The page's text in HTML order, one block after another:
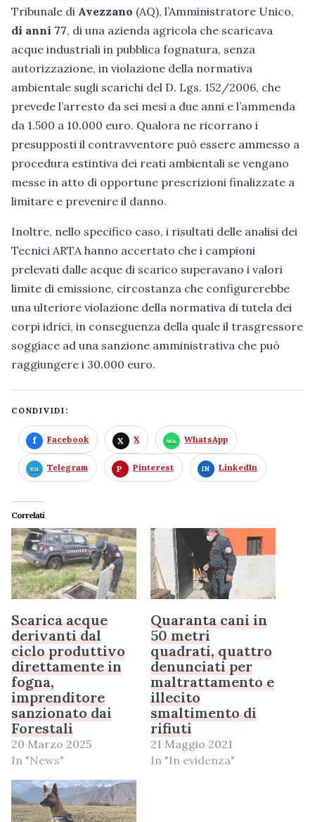
Tribunale di Avezzano (AQ), l’Amministratore Unico,
di anni 77, di una azienda agricola che scaricava
acque industriali in pubblica fognatura, senza
autorizzazione, in violazione della normativa
ambientale sugli scarichi del D. Lgs. 152/2006, che
prevede l’arresto da sei mesi a due anni e l’ammenda
da 1.500 a 10.000 euro. Qualora ne ricorrano i
presupposti il contravventore può essere ammesso a
procedura estintiva dei reati ambientali se vengano
messe in atto di opportune prescrizioni finalizzate a
limitare e prevenire il danno.
Inoltre, nello specifico caso, i risultati delle analisi dei
Tecnici ARTA hanno accertato che i campioni
prelevati dalle acque di scarico superavano i valori
limite di emissione, circostanza che configurerebbe
una ulteriore violazione della normativa di tutela dei
corpi idrici, in conseguenza della quale il trasgressore
soggiace ad una sanzione amministrativa che può
raggiungere i 30.000 euro.
CONDIVIDI:
Facebook X WhatsApp
Telegram Pinterest LinkedIn
Correlati
Scarica acque
derivanti dal
ciclo produttivo
direttamente in
fogna,
imprenditore
sanzionato dai
Forestali
20 Marzo 2025
In "News"
Quaranta cani in
50 metri
quadrati, quattro
denunciati per
maltrattamento e
illecito
smaltimento di
rifiuti
21 Maggio 2021
In "In evidenza"